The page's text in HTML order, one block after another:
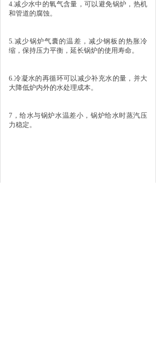
4.减少水中的氧气含量，可以避免锅炉，热机
和管道的腐蚀。
5.减少锅炉气囊的温差，减少钢板的热胀冷
缩，保持压力平衡，延长锅炉的使用寿命。
6.冷凝水的再循环可以减少补充水的量，并大
大降低炉内外的水处理成本。
7，给水与锅炉水温差小，锅炉给水时蒸汽压
力稳定。